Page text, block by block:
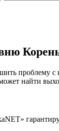
проблему с
найти